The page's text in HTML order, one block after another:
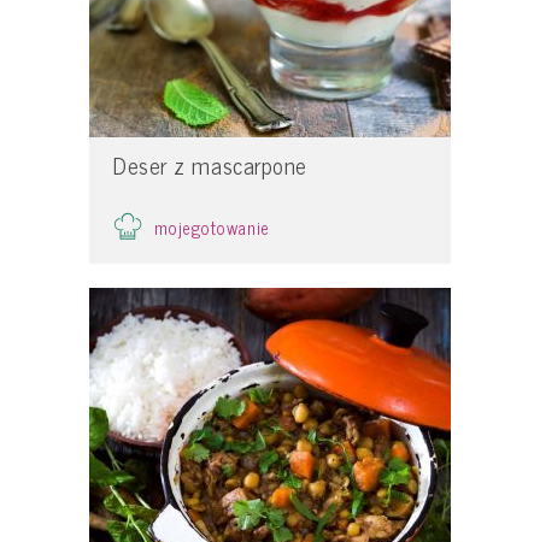
Deser z mascarpone
mojegotowanie